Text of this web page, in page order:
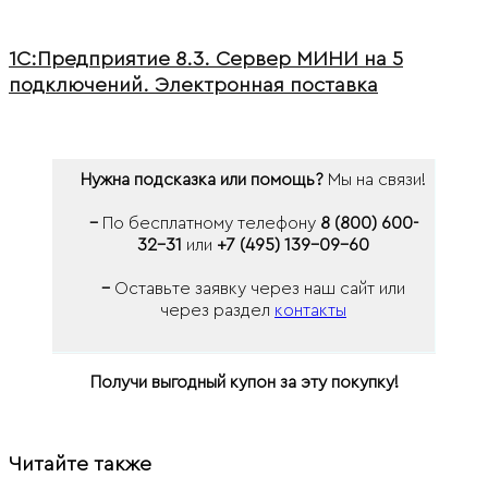
1С:Предприятие 8.3. Сервер МИНИ на 5
подключений. Электронная поставка
Нужна подсказка или помощь? Мы на связи!
– По бесплатному телефону 8 (800) 600-
32-31 или +7 (495) 139-09-60
– Оставьте заявку через наш сайт или
через раздел контакты
Получи выгодный купон за эту покупку!
Читайте также